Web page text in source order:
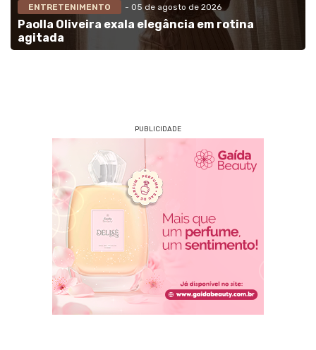
ENTRETENIMENTO - 05 de agosto de 2026
Paolla Oliveira exala elegância em rotina
agitada
PUBLICIDADE